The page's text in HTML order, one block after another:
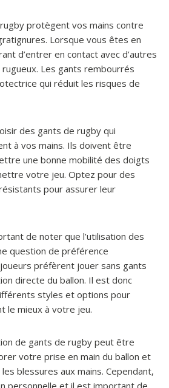
protègent vos mains contre
Lorsque vous êtes en
d’entrer en contact avec d’autres
Les gants rembourrés
qui réduit les risques de
des gants de rugby qui
à vos mains. Ils doivent être
une bonne mobilité des doigts
votre jeu. Optez pour des
pour assurer leur
de noter que l’utilisation des
question de préférence
préfèrent jouer sans gants
directe du ballon. Il est donc
styles et options pour
le mieux à votre jeu.
de gants de rugby peut être
votre prise en main du ballon et
blessures aux mains. Cependant,
personnelle et il est important de